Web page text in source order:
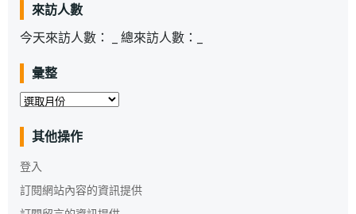
來訪人數
今天來訪人數：
總來訪人數：
彙整
彙
其他操作
登入
訂閱網站內容的資訊提供